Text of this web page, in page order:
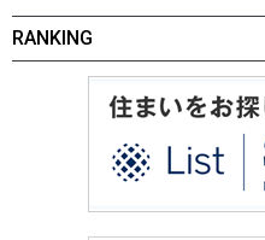
RANKING